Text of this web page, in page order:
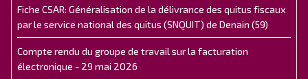
Fiche CSAR: Généralisation de la délivrance des quitus fiscaux
par le service national des quitus (SNQUIT) de Denain (59)
Compte rendu du groupe de travail sur la facturation
électronique - 29 mai 2026